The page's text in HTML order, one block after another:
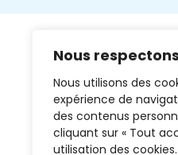
Nous
Nous utilisons des
expérience de
des contenus
cliquant sur « Tout
utilisation des cookies.
02 37 38 00 78